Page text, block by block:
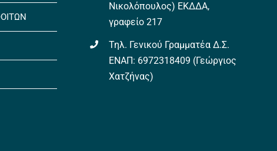
Νικολόπουλος) ΕΚΔΔΑ,
γραφείο 217
Τηλ. Γενικού Γραμματέα Δ.Σ.
ΕΝΑΠ: 6972318409 (Γεώργιος
Χατζήνας)